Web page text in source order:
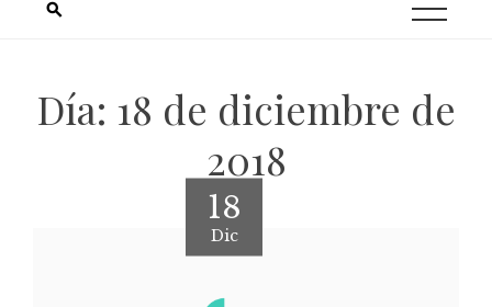
Día: 18 de diciembre de
2018
18
Dic